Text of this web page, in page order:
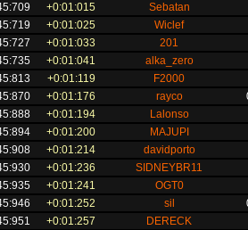
+0:01:015
Sebatan
+0:01:025
Wiclef
+0:01:033
201
+0:01:041
alka_zero
+0:01:119
F2000
+0:01:176 rayco
+0:01:194
Lalonso
+0:01:200
MAJUPI
+0:01:214
davidporto
+0:01:236
SIDNEYBR11
+0:01:241
OGT0
+0:01:252 sil
+0:01:257
DERECK